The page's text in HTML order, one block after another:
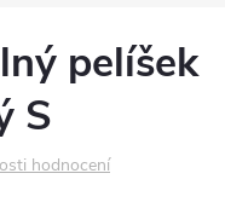
pelíšek
S
hodnocení